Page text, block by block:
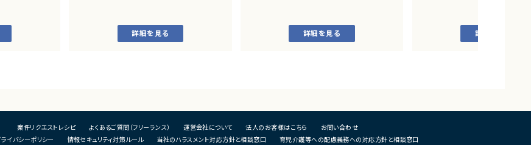
び要件定義
・既にサービス稼働中であり、数ヶ月から半
・技術課題に対する検討、提案、改善推進
・ステークホルダーとの調整およびコミュニ
詳細を見る
詳細を見る
・ワークフロー管理サービス
・業務管理サービス
・開発からリリース後の改善施策
詳細を見る
案件リクエストレシピ よくあるご質問（フリーランス） 運営会社について 法人のお客様はこちら
お問い合わせ
イバシーポリシー 情報セキュリティ対策ルール 当社のハラスメント対応方針と相談窓口 育児介護等への配慮義務への対応方針と相談窓口